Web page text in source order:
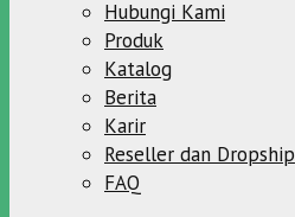
Hubungi Kami
Produk
Katalog
Berita
Karir
Reseller dan Dropship
FAQ